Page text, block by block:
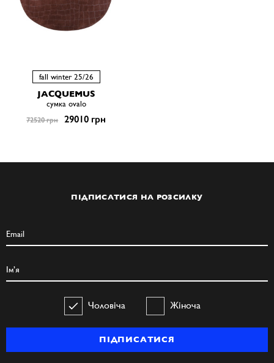
fall winter 25/26
JACQUEMUS
сумка ovalo
72520 грн 29010 грн
ПІДПИСАТИСЯ НА РОЗСИЛКУ
Чоловіча Жіноча
ПІДПИСАТИСЯ